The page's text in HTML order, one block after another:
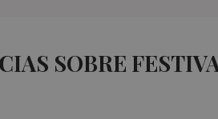
SOBRE